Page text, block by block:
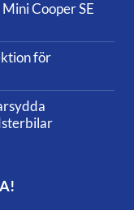
Cooper SE
för